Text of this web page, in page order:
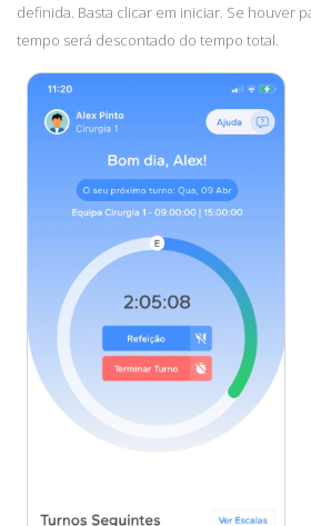
definida. Basta clicar em iniciar. Se houver
tempo será descontado do tempo total.